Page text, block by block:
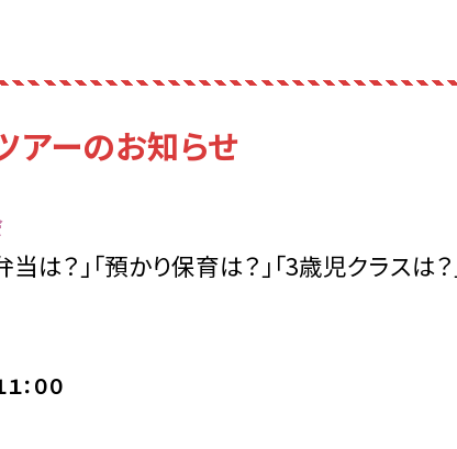
アーのお知らせ
は？」「預かり保育は？」「3歳児クラスは
００